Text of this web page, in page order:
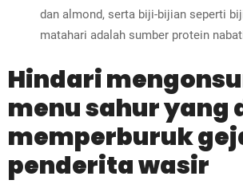
dan almond, serta biji-bijian seperti
matahari adalah sumber protein
Hindari
menu sahur yang
memperburuk
penderita wasir